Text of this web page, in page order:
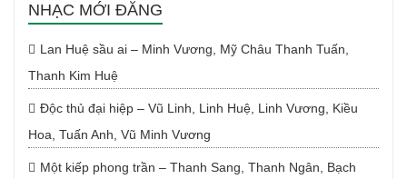
NHẠC MỚI ĐĂNG
Lan Huệ sầu ai – Minh Vương, Mỹ Châu Thanh Tuấn,
Thanh Kim Huệ
Độc thủ đại hiệp – Vũ Linh, Linh Huệ, Linh Vương, Kiều
Hoa, Tuấn Anh, Vũ Minh Vương
Một kiếp phong trần – Thanh Sang, Thanh Ngân, Bạch